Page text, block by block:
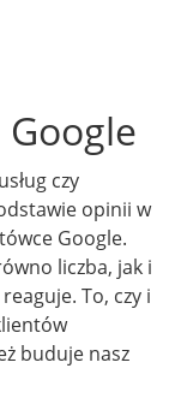
czy
opinii w
Google.
liczba, jak i
To, czy i
buduje nasz